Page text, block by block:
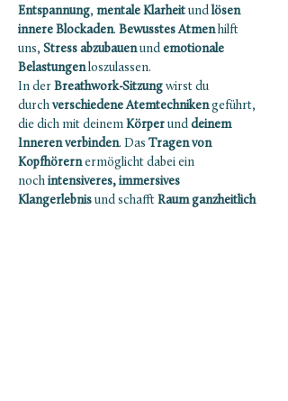
Entspannung, mentale Klarheit und lösen
innere Blockaden. Bewusstes Atmen hilft
uns, Stress abzubauen und emotionale
Belastungen loszulassen.
In der Breathwork-Sitzung wirst du
durch verschiedene Atemtechniken geführt,
die dich mit deinem Körper und deinem
Inneren verbinden. Das Tragen von
Kopfhörern ermöglicht dabei ein
noch intensiveres, immersives
Klangerlebnis und schafft Raum ganzheitlich